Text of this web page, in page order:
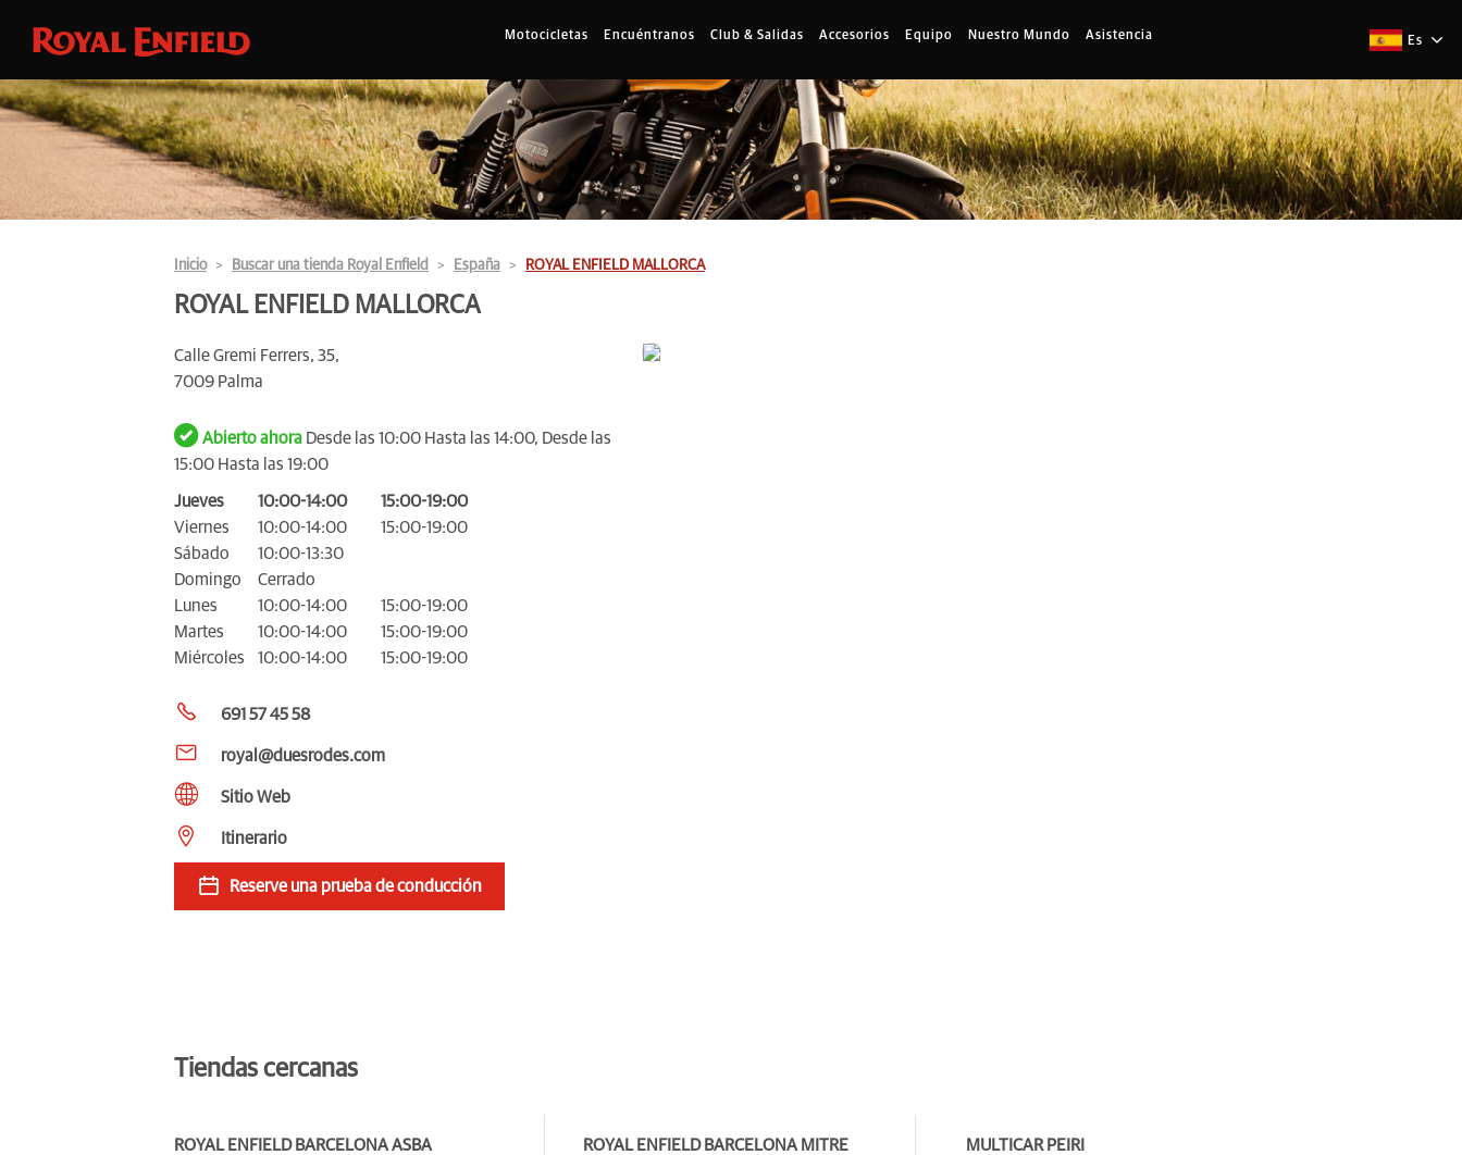
Motocicletas Encuéntranos Club & Salidas Accesorios Equipo Nuestro Mundo Asistencia Es
Inicio Buscar una tienda Royal Enfield España ROYAL ENFIELD MALLORCA
ROYAL ENFIELD MALLORCA
Calle Gremi Ferrers, 35,
7009 Palma
Abierto ahora Desde las 10:00 Hasta las 14:00, Desde las
15:00 Hasta las 19:00
Jueves 10:00-14:00
15:00-19:00
Viernes
10:00-14:00
15:00-19:00
Sábado
10:00-13:30
Domingo
Cerrado
Lunes
10:00-14:00
15:00-19:00
Martes
10:00-14:00
15:00-19:00
Miércoles
10:00-14:00 15:00-19:00
691 57 45 58
royal@duesrodes.com
Sitio Web
Itinerario
Reserve una prueba de conducción
Tiendas cercanas
ROYAL ENFIELD BARCELONA ASBA
ROYAL ENFIELD BARCELONA MITRE
MULTICAR PEIRI